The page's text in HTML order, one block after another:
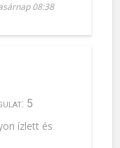
08:38
5
ízlett és